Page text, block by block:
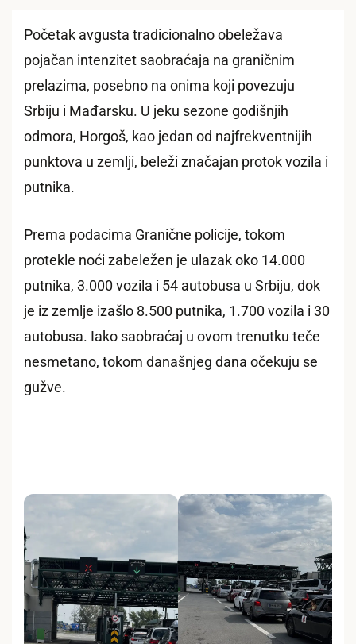
Početak avgusta tradicionalno obeležava
pojačan intenzitet saobraćaja na graničnim
prelazima, posebno na onima koji povezuju
Srbiju i Mađarsku. U jeku sezone godišnjih
odmora, Horgoš, kao jedan od najfrekventnijih
punktova u zemlji, beleži značajan protok vozila i
putnika.
Prema podacima Granične policije, tokom
protekle noći zabeležen je ulazak oko 14.000
putnika, 3.000 vozila i 54 autobusa u Srbiju, dok
je iz zemlje izašlo 8.500 putnika, 1.700 vozila i 30
autobusa. Iako saobraćaj u ovom trenutku teče
nesmetano, tokom današnjeg dana očekuju se
gužve.